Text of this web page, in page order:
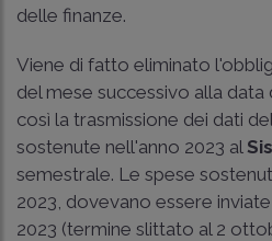
delle finanze.
Viene di fatto eliminato
del mese successivo alla
così la trasmissione dei dati
sostenute nell'anno 2023 al
semestrale. Le spese
2023, dovevano essere
2023 (termine slittato al 2